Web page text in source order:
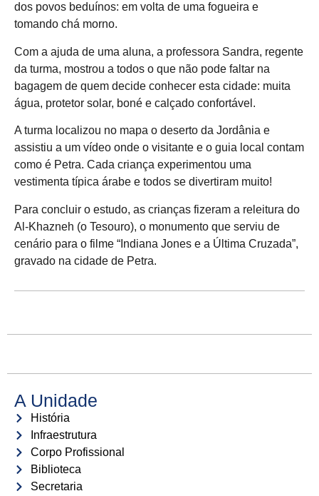
dos povos beduínos: em volta de uma fogueira e
tomando chá morno.
Com a ajuda de uma aluna, a professora Sandra, regente
da turma, mostrou a todos o que não pode faltar na
bagagem de quem decide conhecer esta cidade: muita
água, protetor solar, boné e calçado confortável.
A turma localizou no mapa o deserto da Jordânia e
assistiu a um vídeo onde o visitante e o guia local contam
como é Petra. Cada criança experimentou uma
vestimenta típica árabe e todos se divertiram muito!
Para concluir o estudo, as crianças fizeram a releitura do
Al-Khazneh (o Tesouro), o monumento que serviu de
cenário para o filme “Indiana Jones e a Última Cruzada”,
gravado na cidade de Petra.
A Unidade
História
Infraestrutura
Corpo Profissional
Biblioteca
Secretaria